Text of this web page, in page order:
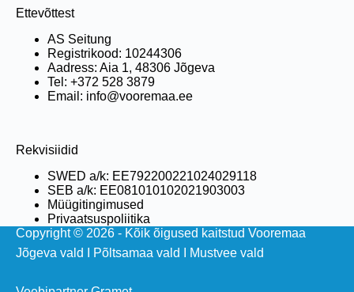
Ettevõttest
AS Seitung
Registrikood: 10244306
Aadress: Aia 1, 48306 Jõgeva
Tel: +372 528 3879
Email: info@vooremaa.ee
Rekvisiidid
SWED a/k: EE792200221024029118
SEB a/k: EE081010102021903003
Müügitingimused
Privaatsuspoliitika
Copyright © 2026 - Kõik õigused kaitstud Vooremaa
Jõgeva vald
Põltsamaa vald Mustvee vald